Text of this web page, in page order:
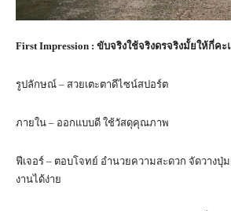
First Impression : ขับจริงใช้จริงดรจริงมั้ยให้กี่ค
รูปลักษณ์ – สวยเตะตาดีไซน์สปอร์ต
ภายใน – ออกแบบดี ใช้วัสดุคุณภาพ
ฟีเจอร์ – ตอบโจทย์ อำนวยความสะดวก จัดวาง
งานได้ง่าย